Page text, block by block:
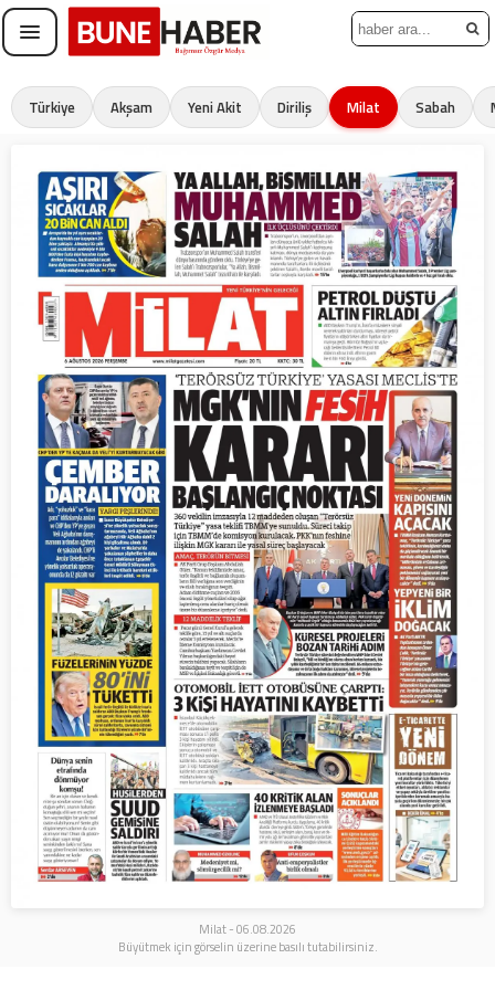
Türkiye Akşam Yeni Akit Diriliş Milat Sabah
Milat - 06.08.2026
Büyütmek için görselin üzerine basılı tutabilirsiniz.